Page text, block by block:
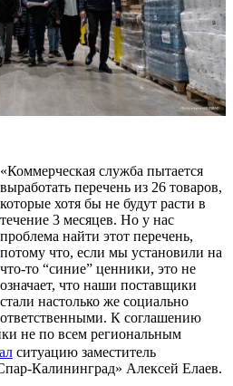
«Коммерческая служба пытается
выработать перечень из 26 товаров,
которые хотя бы не будут расти в
течение 3 месяцев. Но у нас
проблема найти этот перечень,
потому что, если мы установили на
что-то “синие” ценники, это не
означает, что наши поставщики
стали настолько же социально
ответственными. К соглашению
не по всем региональным
ситуацию заместитель
Калининград» Алексей Елаев.